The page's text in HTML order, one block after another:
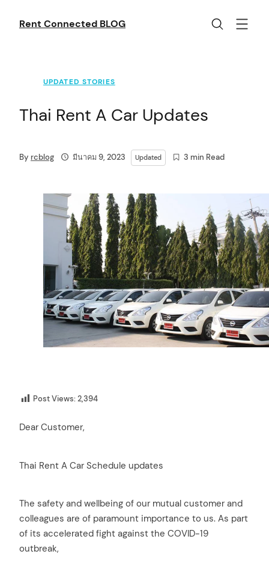
Rent Connected BLOG
UPDATED STORIES
Thai Rent A Car Updates
By rcblog มีนาคม 9, 2023 Updated 3 min Read
Post Views:2,394
Dear Customer,
Thai Rent A Car Schedule updates
The safety and wellbeing of our mutual customer and
colleagues are of paramount importance to us. As part
of its accelerated fight against the COVID-19
outbreak,